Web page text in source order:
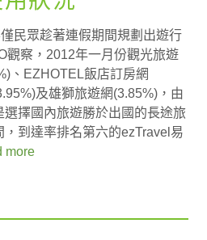
民眾趁著連假期間規劃出遊行
觀察，2012年一月份觀光旅遊
、EZHOTEL飯店訂房網
及雄獅旅遊網(3.85%)，由
擇國內旅遊勝於出國的長途旅
到達率排名第六的ezTravel易
more